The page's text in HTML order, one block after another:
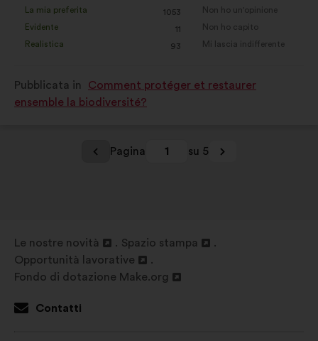
:
qualificata
come:
La mia preferita
: 1053
volte
Evidente
: 11
volte
Realistica
: 93
volte
:
qualificata
Non ho un'opinione
:volte
Non ho capito
:volte
Mi lascia indifferente
:volte
Pubblicata in
Comment protéger et restaurer
ensemble la biodiversité?
Pagina 1 su 5
Le nostre novità
scheda
Spazio stampa
Apri
Opportunità lavorative
Apri
un'altra
Fondo di dotazione Make.org
in
Contatti